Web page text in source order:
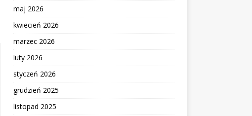
maj 2026
kwiecień 2026
marzec 2026
luty 2026
styczeń 2026
grudzień 2025
listopad 2025